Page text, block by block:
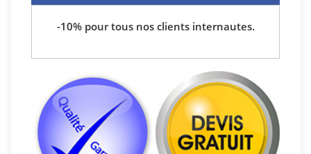
-10% pour tous nos clients internautes.